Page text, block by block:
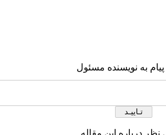
به نویسنده مسئول
نظر درباره این مقاله